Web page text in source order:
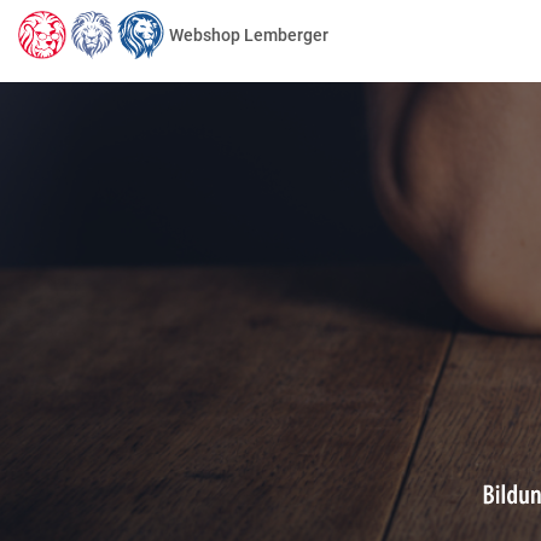
Webshop Lemberger